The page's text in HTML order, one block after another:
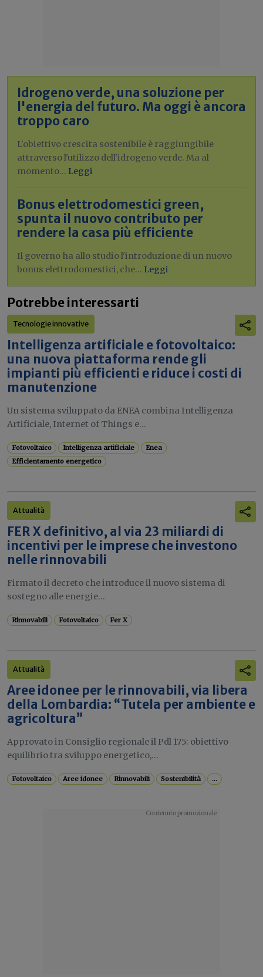
Idrogeno verde, una soluzione per
l'energia del futuro. Ma oggi è ancora
troppo caro
L'obiettivo crescita sostenibile è raggiungibile
attraverso l'utilizzo dell'idrogeno verde. Ma al
momento... Leggi
Bonus elettrodomestici green,
spunta il nuovo contributo per
rendere la casa più efficiente
Il governo ha allo studio l'introduzione di un nuovo
bonus elettrodomestici, che... Leggi
Potrebbe interessarti
Tecnologie innovative
Intelligenza artificiale e fotovoltaico:
una nuova piattaforma rende gli
impianti più efficienti e riduce i costi di
manutenzione
Un sistema sviluppato da ENEA combina Intelligenza
Artificiale, Internet of Things e...
Fotovoltaico Intelligenza artificiale
Enea
Efficientamento energetico
Attualità
FER X definitivo, al via 23 miliardi di
incentivi per le imprese che investono
nelle rinnovabili
Firmato il decreto che introduce il nuovo sistema di
sostegno alle energie...
Rinnovabili Fotovoltaico Fer X
Attualità
Aree idonee per le rinnovabili, via libera
della Lombardia: “Tutela per ambiente e
agricoltura”
Approvato in Consiglio regionale il Pdl 175: obiettivo
equilibrio tra sviluppo energetico,...
Fotovoltaico Aree idonee Rinnovabili Sostenibilità ...